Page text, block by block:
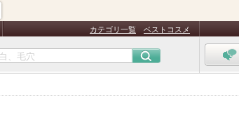
カテゴリ一覧 ベストコスメ